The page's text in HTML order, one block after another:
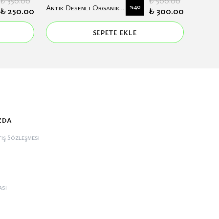
₺ 250.00 Antik Desenli Organik Soft Eşarp %40 ₺ 300.00
SEPETE EKLE
Sözleşmesi